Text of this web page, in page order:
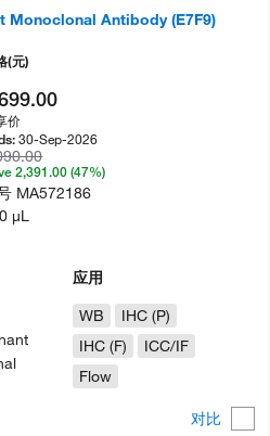
Monoclonal Antibody (E7F9)
对比
应用
WB
IHC (P)
IHC (F)
ICC/IF
Flow
(元)
价
30-Sep-2026
2,391.00 (47%)
MA572186
µL